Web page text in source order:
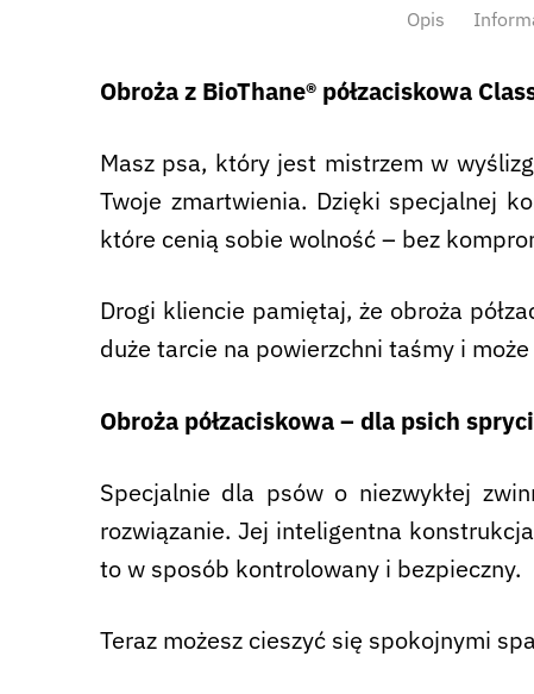
Opis
Obroża z BioThane® półzaciskowa
Masz psa, który jest mistrzem w
Twoje zmartwienia. Dzięki specjalnej
które cenią sobie wolność – bez
Drogi kliencie pamiętaj, że obroża
duże tarcie na powierzchni taśmy i
Obroża półzaciskowa – dla psich
Specjalnie dla psów o niezwykłej
rozwiązanie. Jej inteligentna
to w sposób kontrolowany i bezpieczny.
Teraz możesz cieszyć się spokojnymi